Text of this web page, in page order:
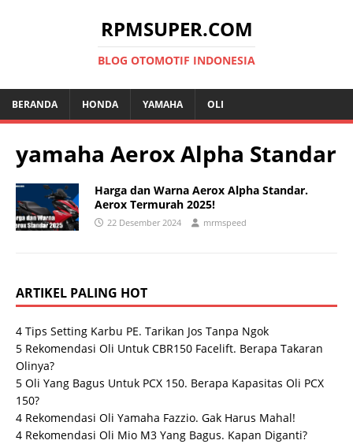
RPMSUPER.COM
BLOG OTOMOTIF INDONESIA
BERANDA HONDA YAMAHA OLI
yamaha Aerox Alpha Standar
Harga dan Warna Aerox Alpha Standar.
Aerox Termurah 2025!
22 Desember 2024 mrmspeed
ARTIKEL PALING HOT
4 Tips Setting Karbu PE. Tarikan Jos Tanpa Ngok
5 Rekomendasi Oli Untuk CBR150 Facelift. Berapa Takaran
Olinya?
5 Oli Yang Bagus Untuk PCX 150. Berapa Kapasitas Oli PCX
150?
4 Rekomendasi Oli Yamaha Fazzio. Gak Harus Mahal!
4 Rekomendasi Oli Mio M3 Yang Bagus. Kapan Diganti?